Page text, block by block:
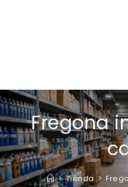
Fregona
> Tienda >